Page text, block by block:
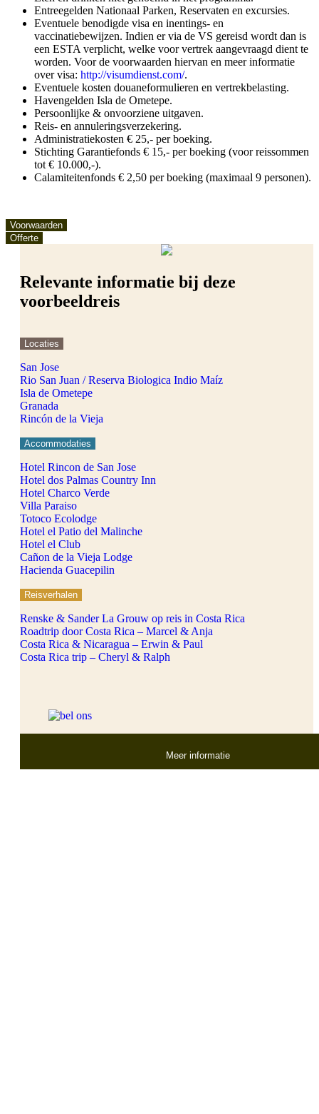
Entreegelden Nationaal Parken, Reservaten en excursies.
Eventuele benodigde visa en inentings- en
vaccinatiebewijzen. Indien er via de VS gereisd wordt dan is
een ESTA verplicht, welke voor vertrek aangevraagd dient te
worden. Voor de voorwaarden hiervan en meer informatie
over visa: http://visumdienst.com/.
Eventuele kosten douaneformulieren en vertrekbelasting.
Havengelden Isla de Ometepe.
Persoonlijke & onvoorziene uitgaven.
Reis- en annuleringsverzekering.
Administratiekosten € 25,- per boeking.
Stichting Garantiefonds € 15,- per boeking (voor reissommen
tot € 10.000,-).
Calamiteitenfonds € 2,50 per boeking (maximaal 9 personen).
Voorwaarden
Offerte
Relevante informatie bij deze
voorbeeldreis
Locaties
San Jose
Rio San Juan / Reserva Biologica Indio Maíz
Isla de Ometepe
Granada
Rincón de la Vieja
Accommodaties
Hotel Rincon de San Jose
Hotel dos Palmas Country Inn
Hotel Charco Verde
Villa Paraiso
Totoco Ecolodge
Hotel el Patio del Malinche
Hotel el Club
Cañon de la Vieja Lodge
Hacienda Guacepilin
Reisverhalen
Renske & Sander La Grouw op reis in Costa Rica
Roadtrip door Costa Rica – Marcel & Anja
Costa Rica & Nicaragua – Erwin & Paul
Costa Rica trip – Cheryl & Ralph
Meer informatie